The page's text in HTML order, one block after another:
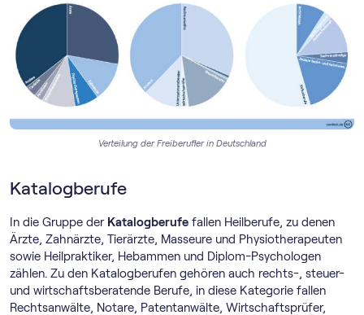
Verteilung der Freiberufler in Deutschland
Katalogberufe
In die Gruppe der Katalogberufe fallen Heilberufe, zu denen
Ärzte, Zahnärzte, Tierärzte, Masseure und Physiotherapeuten
sowie Heilpraktiker, Hebammen und Diplom-Psychologen
zählen. Zu den Katalogberufen gehören auch rechts-, steuer-
und wirtschaftsberatende Berufe, in diese Kategorie fallen
Rechtsanwälte, Notare, Patentanwälte, Wirtschaftsprüfer,